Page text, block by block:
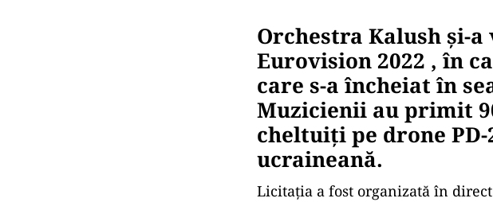
Orchestra Kalush și-
Eurovision 2022 , în
care s-a încheiat în
Muzicienii au primit
cheltuiți pe drone
ucraineană.
Licitația a fost organizată în